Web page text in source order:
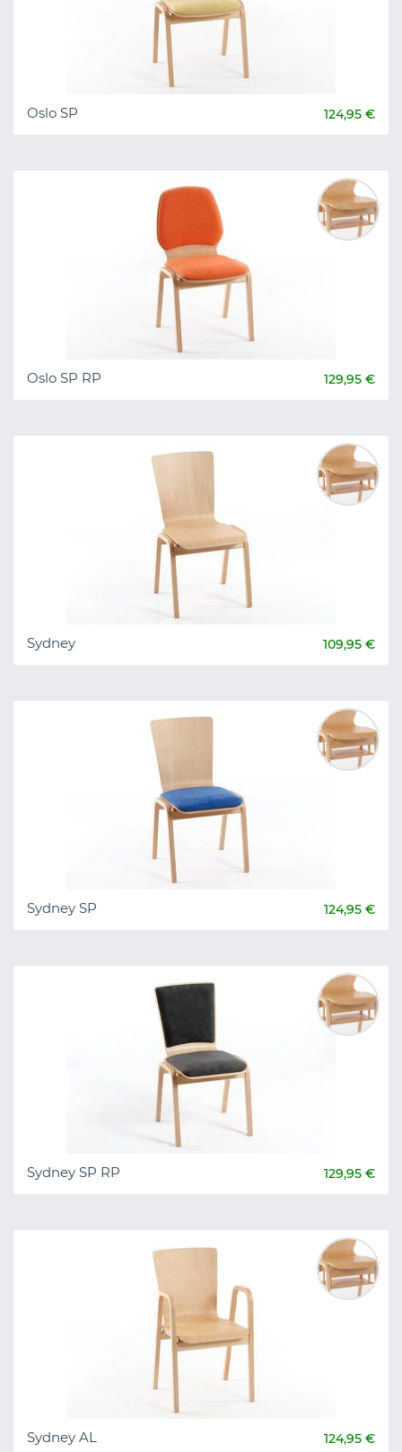
Oslo SP 124,95 €
Oslo SP RP 129,95 €
Sydney 109,95 €
Sydney SP 124,95 €
Sydney SP RP 129,95 €
Sydney AL 124,95 €